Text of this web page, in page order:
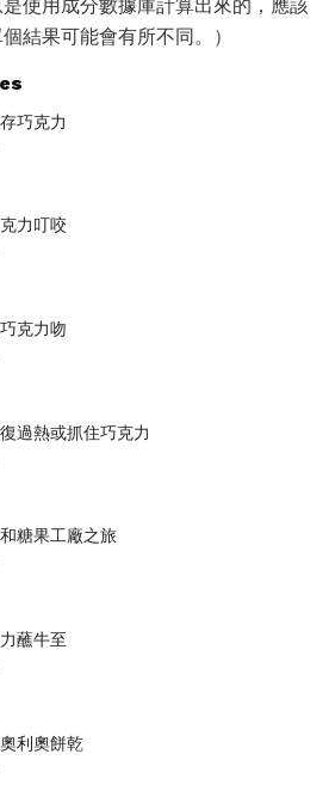
是使用成分數據庫計算出來的，應該
結果可能會有所不同。）
巧克力
力叮咬
克力吻
過熱或抓住巧克力
糖果工廠之旅
蘸牛至
利奧餅乾